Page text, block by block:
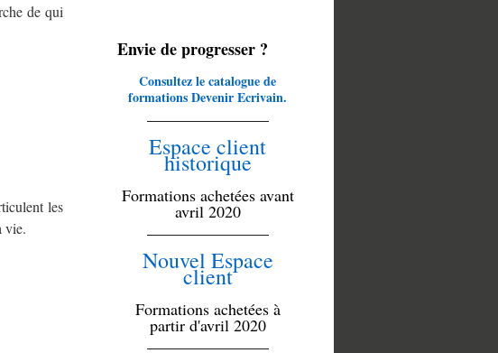
de qui
les
vie.
Envie de progresser ?
Consultez le catalogue de
formations Devenir Ecrivain.
Espace client
historique
Formations achetées avant
avril 2020
Nouvel Espace
client
Formations achetées à
partir d'avril 2020
_______________